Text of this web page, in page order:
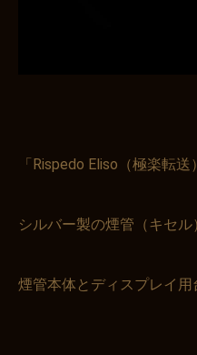
「Rispedo Eliso（極楽転
シルバー製の煙管（キセル
煙管本体とディスプレイ用